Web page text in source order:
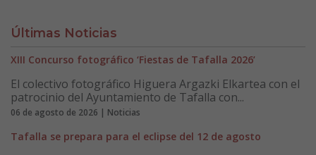
Últimas Noticias
XIII Concurso fotográfico ‘Fiestas de Tafalla 2026’
El colectivo fotográfico Higuera Argazki Elkartea con el
patrocinio del Ayuntamiento de Tafalla con...
06 de agosto de 2026 | Noticias
Tafalla se prepara para el eclipse del 12 de agosto